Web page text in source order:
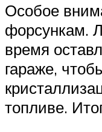
Особое
форсункам.
время
гараже,
топливе.